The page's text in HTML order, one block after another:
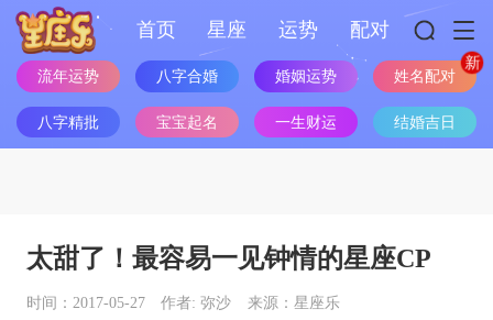
首页 星座 运势 配对
流年运势 八字合婚 婚姻运势 姓名配对
八字精批 宝宝起名 一生财运 结婚吉日
太甜了！最容易一见钟情的星座CP
时间：2017-05-27 作者: 弥沙 来源：星座乐